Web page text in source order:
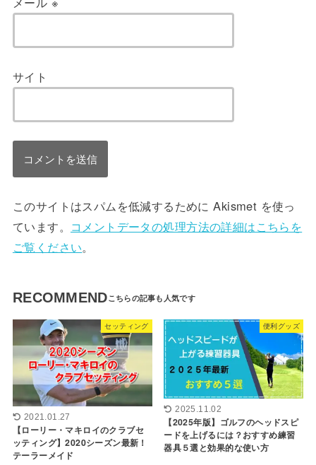
サイト
このサイトはスパムを低減するために Akismet を使っ
ています。 コメントデータの処理方法の詳細はこちらを
ご覧ください。
RECOMMEND
セッティング
2021.01.27
【ローリー・マキロイのクラブセ
ッティング】2020シーズン最新！
テーラーメイド
便利グッズ
2025.11.02
【2025年版】ゴルフのヘッドスピ
ードを上げるには？おすすめ練習
器具５選と効果的な使い方